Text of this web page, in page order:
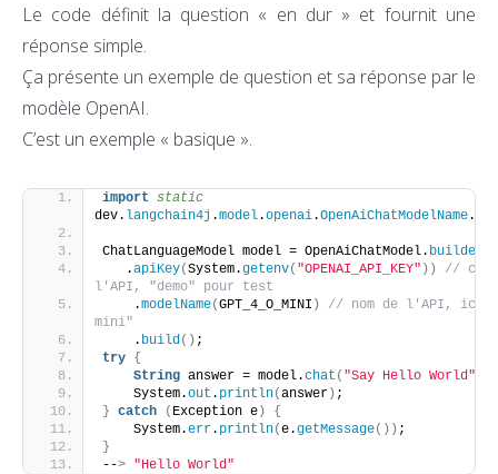
Le code définit la question « en dur » et fournit une
réponse simple.
Ça présente un exemple de question et sa réponse par le
modèle OpenAI.
C’est un exemple « basique ».
import static
dev. langchain4j .model.openai.OpenAiChatModelName.
ChatLanguageModel model = OpenAiChatModel. builder
   .
apiKey(System.getenv( "OPENAI_API_KEY" ))
// clé
l'API, "demo" pour test
    .
modelName(GPT_4_O_MINI )
// nom de l'API, ici
mini"
    .
build() ;
try {
String answer = model.chat ( "Say Hello World"
    System.
out . println(answer ) ;
} catch ( Exception e )
{
    System.
err. println(e.getMessage()) ;
}
--> "Hello World"